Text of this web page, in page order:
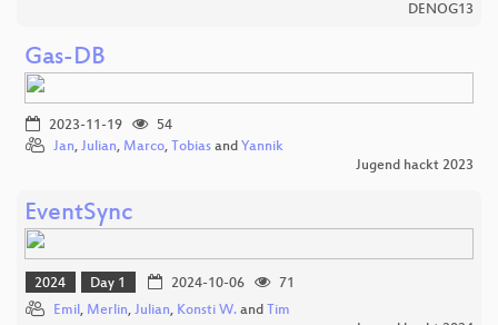
DENOG13
Gas-DB
2023-11-19
54
Jan, Julian, Marco, Tobias and Yannik
Jugend hackt 2023
EventSync
2024 Day 1 2024-10-06
71
Emil, Merlin, Julian, Konsti W. and Tim